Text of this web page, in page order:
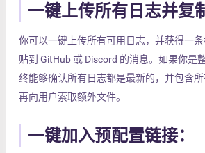
一键上传所有日志并复
你可以一键上传所有可用日志，并获得一
贴到 GitHub 或 Discord 的消息。如果你是
终能够确认所有日志都是最新的，并包含
再向用户索取额外文件。
一键加入预配置链接：